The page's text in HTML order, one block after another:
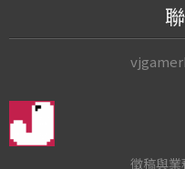
徵稿與業